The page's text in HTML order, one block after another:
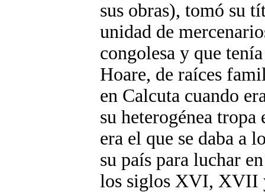
sus obras), tomó su
unidad de
congolesa y que
Hoare, de raíces
en Calcuta cuando
su heterogénea
era el que se daba a
su país para luchar
los siglos XVI,